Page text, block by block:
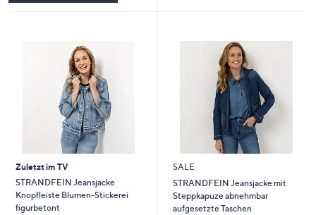
Zuletzt im TV
STRANDFEIN Jeansjacke
Knopfleiste Blumen-Stickerei
figurbetont
SALE
STRANDFEIN Jeansjacke mit
Steppkapuze abnehmbar
aufgesetzte Taschen